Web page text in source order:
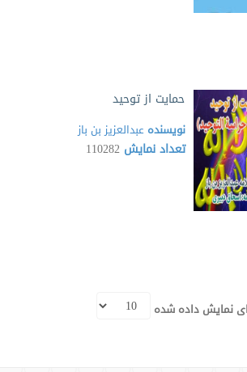
حمایت از توحید
نویسنده عبدالعزیز بن باز
تعداد نمایش 110282
نمایش داده شده